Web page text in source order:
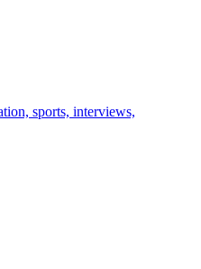
sports, interviews,